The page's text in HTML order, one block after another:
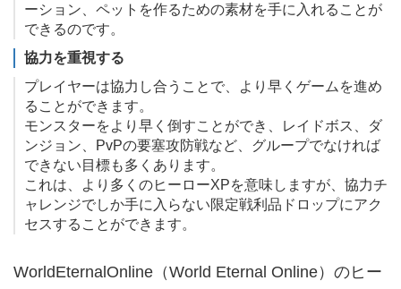
ーション、ペットを作るための素材を手に入れることが
できるのです。
協力を重視する
プレイヤーは協力し合うことで、より早くゲームを進め
ることができます。
モンスターをより早く倒すことができ、レイドボス、ダ
ンジョン、PvPの要塞攻防戦など、グループでなければ
できない目標も多くあります。
これは、より多くのヒーローXPを意味しますが、協力チ
ャレンジでしか手に入らない限定戦利品ドロップにアク
セスすることができます。
WorldEternalOnline（World Eternal Online）のヒー